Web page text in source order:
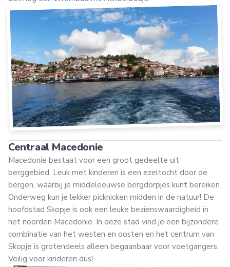
Centraal Macedonie
Macedonie bestaat voor een groot gedeelte uit
berggebied. Leuk met kinderen is een ezeltocht door de
bergen, waarbij je middeleeuwse bergdorpjes kunt bereiken.
Onderweg kun je lekker picknicken midden in de natuur! De
hoofdstad Skopje is ook een leuke bezienswaardigheid in
het noorden Macedonie. In deze stad vind je een bijzondere
combinatie van het westen en oosten en het centrum van
Skopje is grotendeels alleen begaanbaar voor voetgangers.
Veilig voor kinderen dus!